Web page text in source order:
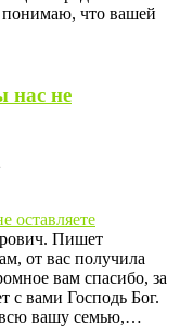
понимаю, что вашей
нас не
Пишет
от вас получила
вам спасибо, за
с вами Господь Бог.
всю вашу семью,…